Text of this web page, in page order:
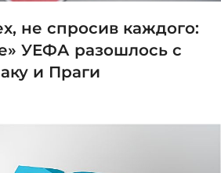
не спросив каждого:
УЕФА разошлось с
и Праги